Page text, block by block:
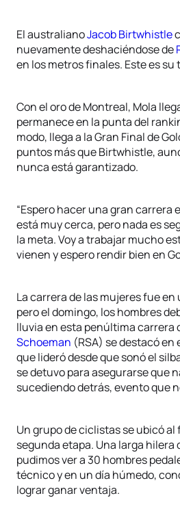
El australianoJacob Birtwhistle
nuevamente deshaciéndose de
en los metros finales. Este es su
Con el oro de Montreal, Mola
permanece en la punta del
modo, llega a la Gran Final de
puntos más que Birtwhistle,
nunca está garantizado.
“Espero hacer una gran carrera
está muy cerca, pero nada es
la meta. Voy a trabajar mucho
vienen y espero rendir bien en
La carrera de las mujeres fue en
pero el domingo, los hombres
lluvia en esta penúltima carrera
Schoeman (RSA) se destacó en
que lideró desde que sonó el
se detuvo para asegurarse que
sucediendo detrás, evento que
Un grupo de ciclistas se ubicó
segunda etapa. Una larga hilera
pudimos ver a 30 hombres
técnico y en un día húmedo,
lograr ganar ventaja.